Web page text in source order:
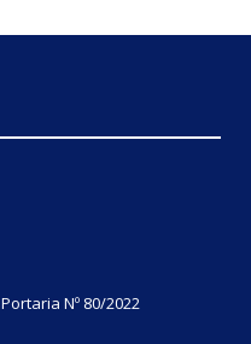
Portaria Nº 80/2022